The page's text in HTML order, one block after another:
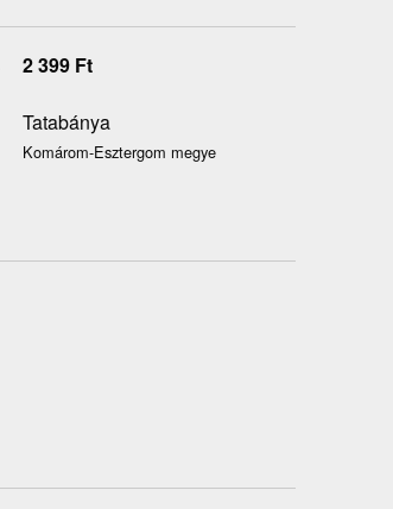
2 399 Ft
Tatabánya
Komárom-Esztergom megye